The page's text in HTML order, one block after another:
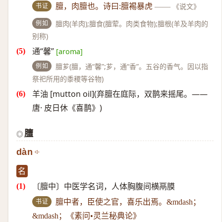
书证 膻，肉膻也。诗曰:膻裼暴虎 —— 《说文》
例如
膻肉(羊肉);膻食(膻荤。肉类食物);膻根(羊及羊肉的
别称)
通“馨” [aroma]
例如
膻芗(膻，通“馨”;芗，通“香”。五谷的香气。因以指
祭祀所用的黍稷等谷物)
羊油 [mutton oil](弃膻在庭际，双鹊来摇尾。——
唐· 皮日休《喜鹊》)
◎ 膻
dàn
名
〔膻中〕中医学名词，人体胸腹间横鬲膜
书证
膻中者，臣使之官，喜乐出焉。&mdash；
&mdash；《素问•灵兰秘典论》